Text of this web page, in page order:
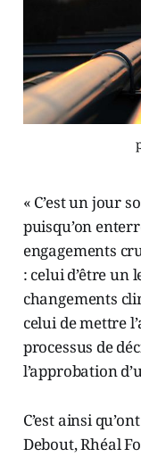
« C’est un jour
puisqu’on
engagements
: celui d’être
changements
celui de mettre
processus de
l’approbation
C’est ainsi
Debout, Rhéal